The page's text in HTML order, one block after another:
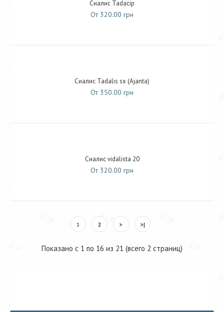
Сиалис Tadacip
От 320.00 грн
Сиалис Tadalis sx (Ajanta)
От 350.00 грн
Сиалис vidalista 20
От 320.00 грн
1 2 > >|
Показано с 1 по 16 из 21 (всего 2 страниц)